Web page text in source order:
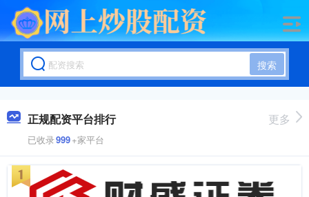
搜索
正规配资平台排行
已收录999+家平台
更多